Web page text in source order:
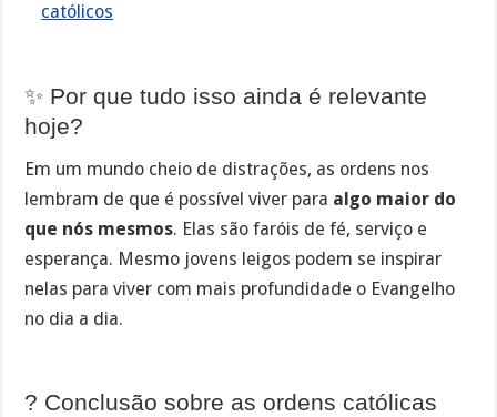
católicos
✨ Por que tudo isso ainda é relevante
hoje?
Em um mundo cheio de distrações, as ordens nos
lembram de que é possível viver para algo maior do
que nós mesmos. Elas são faróis de fé, serviço e
esperança. Mesmo jovens leigos podem se inspirar
nelas para viver com mais profundidade o Evangelho
no dia a dia.
? Conclusão sobre as ordens católicas